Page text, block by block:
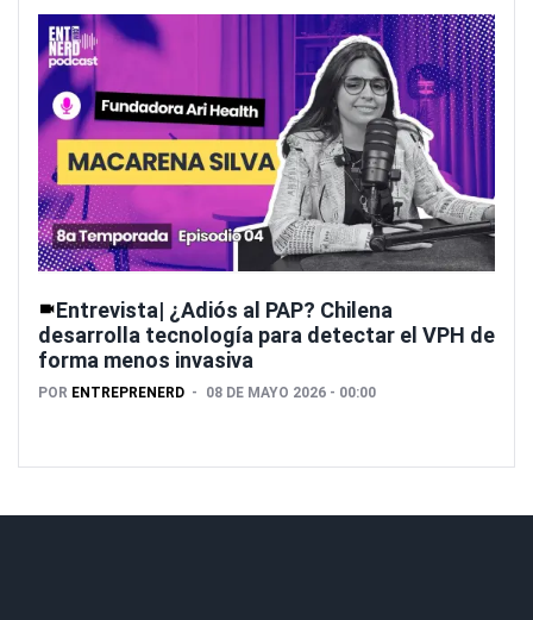
Entrevista| ¿Adiós al PAP? Chilena
desarrolla tecnología para detectar el VPH de
forma menos invasiva
POR ENTREPRENERD 08 DE MAYO 2026 - 00:00